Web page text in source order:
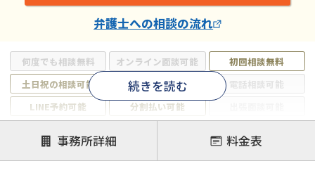
何度でも相談無料 オンライン面談可能
初回相談無料
土日祝の相談可能
19時以降電話可能
電話相談可能
LINE予約可能
分割払い可能
続きを読む
弁護士への相談の流れ
事務所詳細 料金表